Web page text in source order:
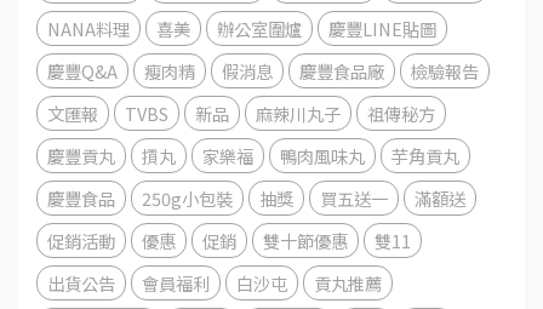
NANA料理
喜美 辦公室圍爐
慶豐LINE貼圖
慶豐Q&A
瘦肉精 假消息 慶豐食品廠
檢驗報告
文匯報
TVBS 新品 麻辣川丸子
祖傳秘方
慶豐貢丸
摃丸 家樂福 鴨肉風味丸
芋角貢丸
慶豐食品
250g小包裝 抽獎 買五送一
滿額送
促銷活動
優惠 促銷 雙十節優惠
雙11
出貨公告
會員福利 白沙屯
貢丸推薦